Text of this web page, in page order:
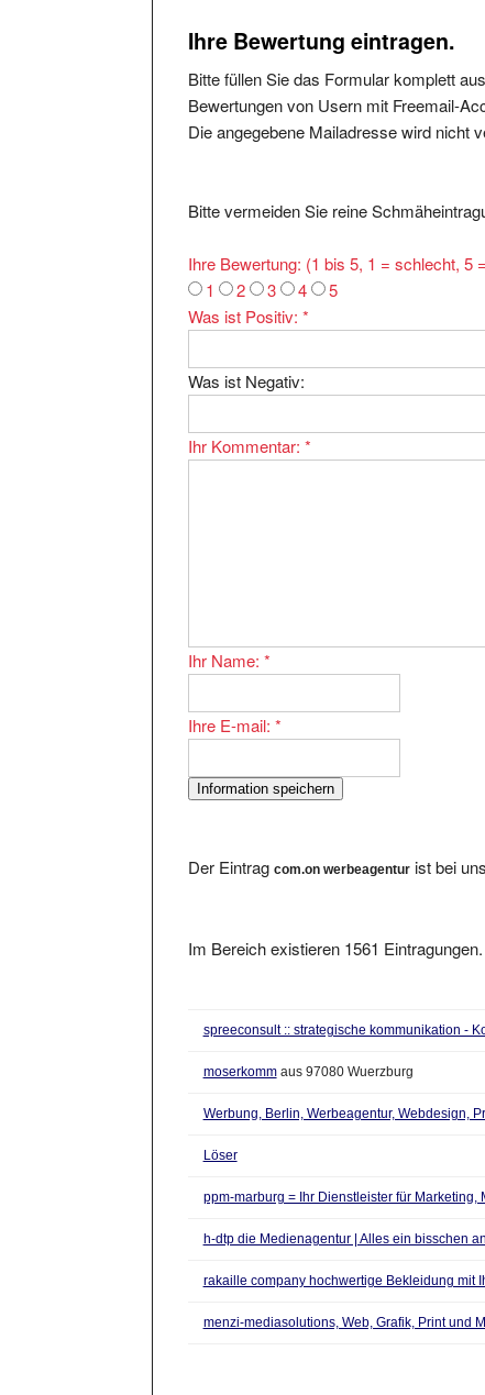
Ihre Bewertung eintragen.
Bitte füllen Sie das Formular komplett
Bewertungen von Usern mit Freemail-
Die angegebene Mailadresse wird nicht
Bitte vermeiden Sie reine
Ihre Bewertung: (1 bis 5, 1 = schlecht, 5
1
2 3 4
5
Was ist Positiv:*
Was ist Negativ:
Ihr Kommentar:*
Ihr Name:*
Ihre E-mail:*
Der Eintragcom.on werbeagentur ist bei
Im Bereich existieren 1561
spreeconsult :: strategische kommunikation -
moserkommaus 97080 Wuerzburg
Werbung, Berlin, Werbeagentur, Webdesign,
Löser
ppm-marburg = Ihr Dienstleister für Marketing,
h-dtp die Medienagentur | Alles ein bisschen
rakaille company hochwertige Bekleidung mit
menzi-mediasolutions, Web, Grafik, Print und